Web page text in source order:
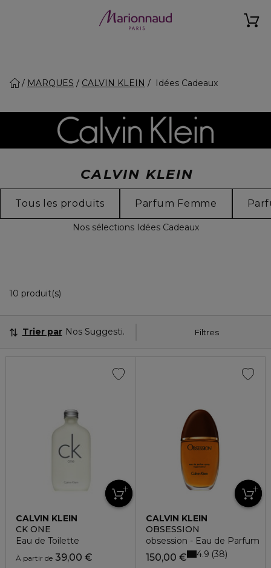
MARQUES CALVIN KLEIN Idées Cadeaux
CALVIN KLEIN
Tous les produits Parfum Femme
Nos sélections Idées Cadeaux
10 produit(s)
Filtres
Trier par Nos Suggestions
CALVIN KLEIN
CK ONE
Eau de Toilette
À partir de 39,00 €
CALVIN KLEIN
OBSESSION
obsession - Eau de Parfum
150,00 € 4.9 38